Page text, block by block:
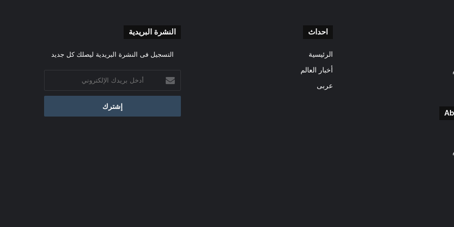
احداث
الرئيسية
أخبار العالم
عربى
النشرة البريدية
التسجيل فى النشرة البريدية ليصلك كل جديد
بريدك
الإلكتروني